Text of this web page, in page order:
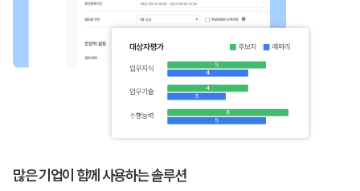
많은 기업이 함께 사용하는 솔루션